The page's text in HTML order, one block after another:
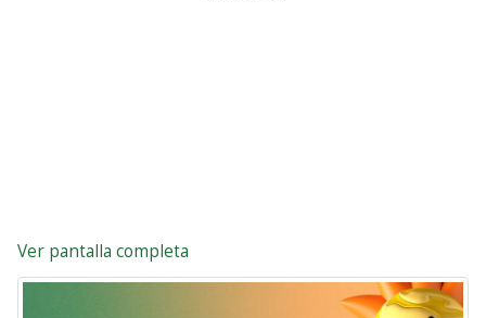
Ver pantalla completa